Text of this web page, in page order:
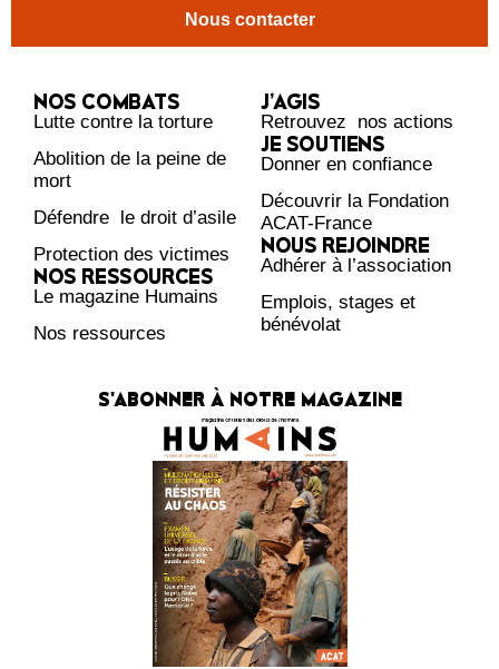
Nous contacter
NOS COMBATS
Lutte contre la torture
Abolition de la peine de
mort
Défendre le droit d’asile
Protection des victimes
NOS RESSOURCES
Le magazine Humains
Nos ressources
J’AGIS
Retrouvez nos actions
JE SOUTIENS
Donner en confiance
Découvrir la Fondation
ACAT-France
NOUS REJOINDRE
Adhérer à l’association
Emplois, stages et
bénévolat
S'ABONNER À NOTRE MAGAZINE